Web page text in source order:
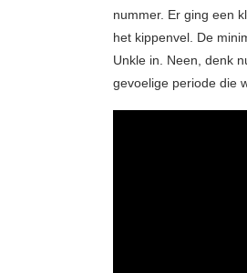
nummer. Er ging een
het kippenvel. De
Unkle in. Neen, denk
gevoelige periode die